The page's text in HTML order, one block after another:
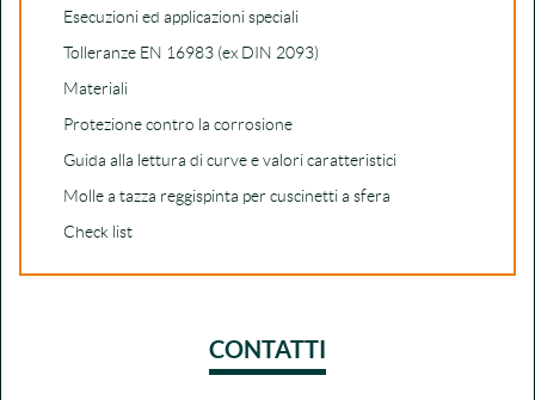
Esecuzioni ed applicazioni speciali
Tolleranze EN 16983 (ex DIN 2093)
Materiali
Protezione contro la corrosione
Guida alla lettura di curve e valori caratteristici
Molle a tazza reggispinta per cuscinetti a sfera
Check list
CONTATTI